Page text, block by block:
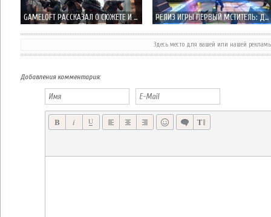
GAMELOFT РАССКАЗАЛ О СЮЖЕТЕ И ОСОБЕННОСТЯХ MODERN COMBAT 5 РЕЛИЗ ИГРЫ ПЕРВЫЙ МСТИТЕЛЬ: ДРУГАЯ ВОЙНА ОТ GAMELOFT
Здесь место для вашей или нашей
Добавления комментария: